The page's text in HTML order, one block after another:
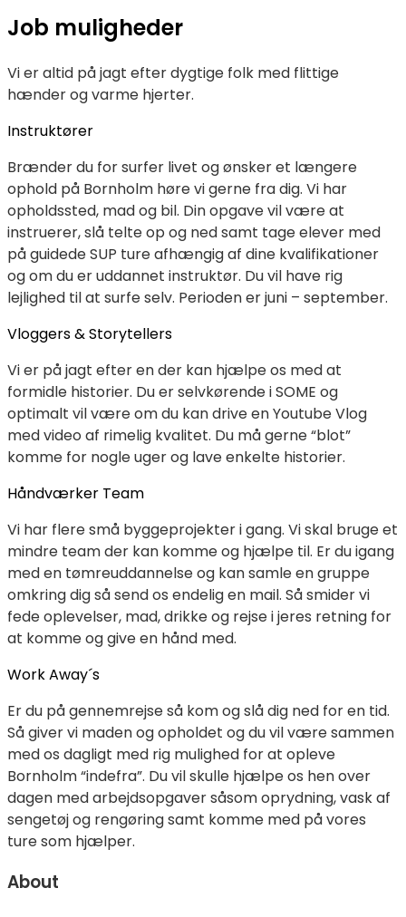
Job muligheder
Vi er altid på jagt efter dygtige folk med flittige
hænder og varme hjerter.
Instruktører
Brænder du for surfer livet og ønsker et længere
ophold på Bornholm høre vi gerne fra dig. Vi har
opholdssted, mad og bil. Din opgave vil være at
instruerer, slå telte op og ned samt tage elever med
på guidede SUP ture afhængig af dine kvalifikationer
og om du er uddannet instruktør. Du vil have rig
lejlighed til at surfe selv. Perioden er juni – september.
Vloggers & Storytellers
Vi er på jagt efter en der kan hjælpe os med at
formidle historier. Du er selvkørende i SOME og
optimalt vil være om du kan drive en Youtube Vlog
med video af rimelig kvalitet. Du må gerne “blot”
komme for nogle uger og lave enkelte historier.
Håndværker Team
Vi har flere små byggeprojekter i gang. Vi skal bruge et
mindre team der kan komme og hjælpe til. Er du igang
med en tømreuddannelse og kan samle en gruppe
omkring dig så send os endelig en mail. Så smider vi
fede oplevelser, mad, drikke og rejse i jeres retning for
at komme og give en hånd med.
Work Away´s
Er du på gennemrejse så kom og slå dig ned for en tid.
Så giver vi maden og opholdet og du vil være sammen
med os dagligt med rig mulighed for at opleve
Bornholm “indefra”. Du vil skulle hjælpe os hen over
dagen med arbejdsopgaver såsom oprydning, vask af
sengetøj og rengøring samt komme med på vores
ture som hjælper.
About